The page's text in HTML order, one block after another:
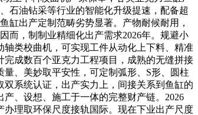
石油钻采等行业的智能化升级提速，配备超
缸出产定制范畴劣势显著。产物耐候耐用，
而，制制业精细化出产需求2026年。规避小
类校曲机，可实现工件从动化上下料、精准
成数百个亚克力工程项目，成熟的无缝拼接
、美妙取平安性，可定制弧形、S形、圆柱
系统认证，出产实力上，间接关系到鱼缸的
、设想、施工于一体的完整财产链。2026
理取环保尺度接轨国际。现在下业出产尺度